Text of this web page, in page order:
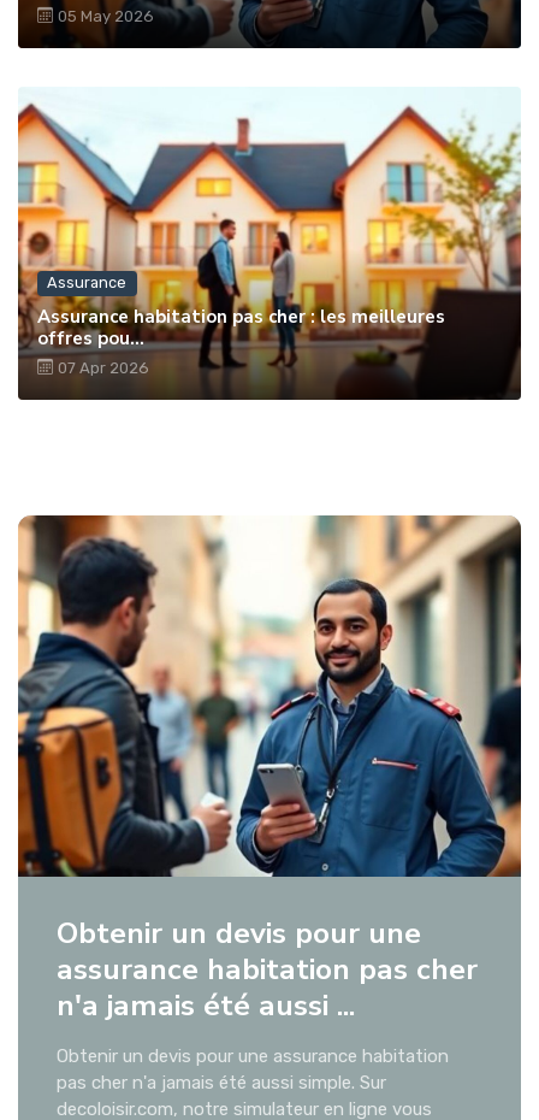
05 May 2026
Assurance
Assurance habitation pas cher : les meilleures
offres pou...
07 Apr 2026
Obtenir un devis pour une
assurance habitation pas cher
n'a jamais été aussi ...
Obtenir un devis pour une assurance habitation
pas cher n'a jamais été aussi simple. Sur
decoloisir.com, notre simulateur en ligne vous